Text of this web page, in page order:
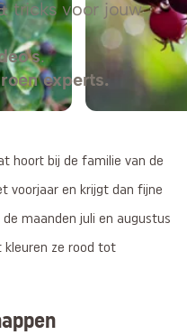
hoort bij de familie van de
voorjaar en krijgt dan fijne
maanden juli en augustus
kleuren ze rood tot